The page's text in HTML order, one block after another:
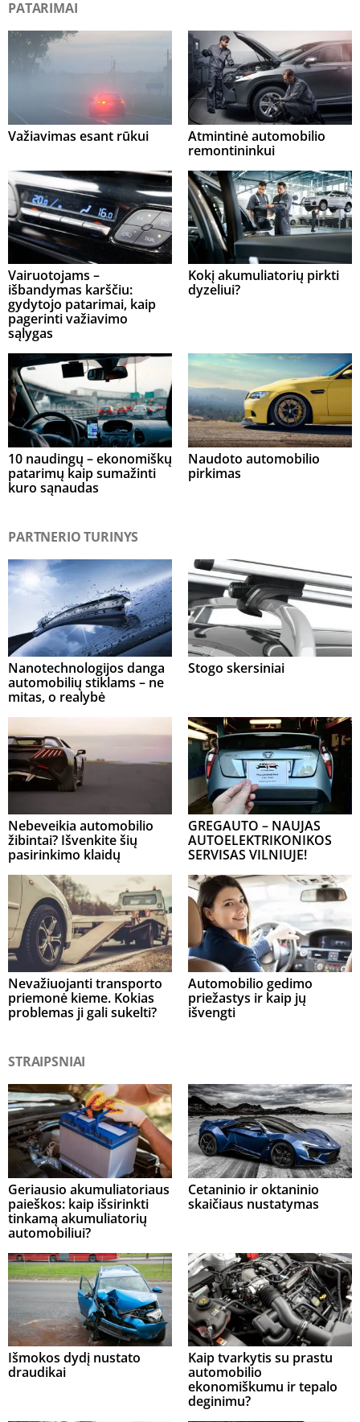
PATARIMAI
Važiavimas esant rūkui
Atmintinė automobilio
remontininkui
Vairuotojams –
išbandymas karščiu:
gydytojo patarimai, kaip
pagerinti važiavimo
sąlygas
Kokį akumuliatorių pirkti
dyzeliui?
10 naudingų – ekonomiškų
patarimų kaip sumažinti
kuro sąnaudas
Naudoto automobilio
pirkimas
PARTNERIO TURINYS
Nanotechnologijos danga
automobilių stiklams – ne
mitas, o realybė
Stogo skersiniai
Nebeveikia automobilio
žibintai? Išvenkite šių
pasirinkimo klaidų
GREGAUTO – NAUJAS
AUTOELEKTRIKONIKOS
SERVISAS VILNIUJE!
Nevažiuojanti transporto
priemonė kieme. Kokias
problemas ji gali sukelti?
Automobilio gedimo
priežastys ir kaip jų
išvengti
STRAIPSNIAI
Geriausio akumuliatoriaus
paieškos: kaip išsirinkti
tinkamą akumuliatorių
automobiliui?
Cetaninio ir oktaninio
skaičiaus nustatymas
Išmokos dydį nustato
draudikai
Kaip tvarkytis su prastu
automobilio
ekonomiškumu ir tepalo
deginimu?